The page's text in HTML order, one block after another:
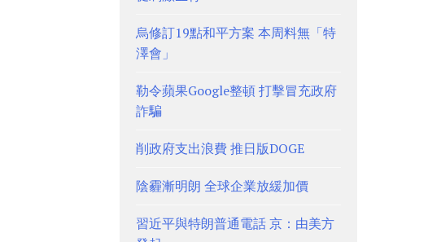
烏修訂19點和平方案 本周料無「特
澤會」
勒令蘋果Google整頓 打擊冒充政府
詐騙
削政府支出浪費 推日版DOGE
陰霾漸明朗 全球企業放緩加價
習近平與特朗普通電話 京：由美方